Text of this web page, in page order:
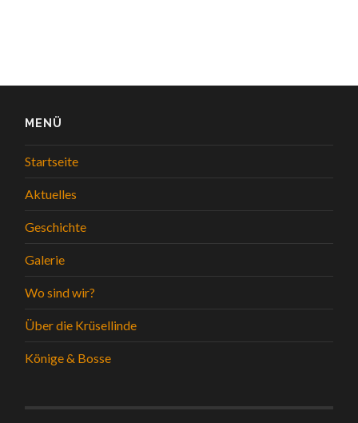
MENÜ
Startseite
Aktuelles
Geschichte
Galerie
Wo sind wir?
Über die Krüsellinde
Könige & Bosse